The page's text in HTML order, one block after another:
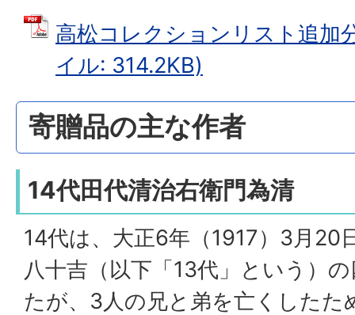
高松コレクションリスト追加
イル: 314.2KB)
寄贈品の主な作者
14代田代清治右衛門為清
14代は、大正6年（1917）3月20
八十吉（以下「13代」という）
たが、3人の兄と弟を亡くしたた